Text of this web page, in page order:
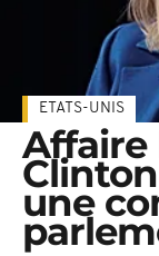
ETATS-UNIS
Affaire
une